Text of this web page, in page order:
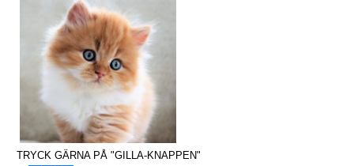
TRYCK GÄRNA PÅ "GILLA-KNAPPEN"